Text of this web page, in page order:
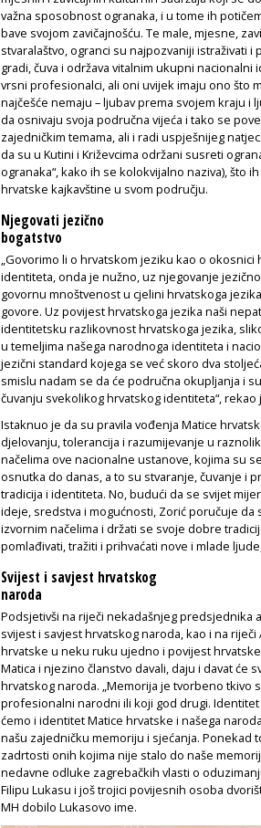
važna sposobnost ogranaka, i u tome ih
bave svojom zavičajnošću. Te male, mjesne,
stvaralaštvo, ogranci su najpozvaniji istraživati
gradi, čuva i održava vitalnim ukupni
vrsni profesionalci, ali oni uvijek imaju ono što
najčešće nemaju – ljubav prema svojem kraju i
da osnivaju svoja područna vijeća i tako se
zajedničkim temama, ali i radi uspješnijeg
da su u Kutini i Križevcima održani susreti
ogranaka“, kako ih se kolokvijalno naziva), što
hrvatske kajkavštine u svom području.
Njegovati jezično
bogatstvo
„Govorimo li o hrvatskom jeziku kao o
identiteta, onda je nužno, uz njegovanje
govornu mnoštvenost u cjelini hrvatskoga
govore. Uz povijest hrvatskoga jezika naši
identitetsku razlikovnost hrvatskoga jezika,
u temeljima našega narodnoga identiteta i
jezični standard kojega se već skoro dva
smislu nadam se da će područna okupljanja i
čuvanju svekolikog hrvatskog identiteta“, rekao
Istaknuo je da su pravila vođenja Matice
djelovanju, tolerancija i razumijevanje u
načelima ove nacionalne ustanove, kojima su
osnutka do danas, a to su stvaranje, čuvanje i
tradicija i identiteta. No, budući da se svijet
ideje, sredstva i mogućnosti, Zorić poručuje da
izvornim načelima i držati se svoje dobre
pomlađivati, tražiti i prihvaćati nove i mlade
Svijest i savjest hrvatskog
naroda
Podsjetivši na riječi nekadašnjeg predsjednika
svijest i savjest hrvatskog naroda, kao i na
hrvatske u neku ruku ujedno i povijest
Matica i njezino članstvo davali, daju i davat
hrvatskog naroda. „Memorija je tvorbeno
profesionalni narodni ili koji god drugi.
ćemo i identitet Matice hrvatske i našega
našu zajedničku memoriju i sjećanja. Ponekad
zadrtosti onih kojima nije stalo do naše
nedavne odluke zagrebačkih vlasti o
Filipu Lukasu i još trojici povijesnih osoba
MH dobilo Lukasovo ime.